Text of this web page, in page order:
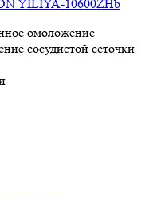
YILIYA-10600ZHb
омоложение
сосудистой сеточки